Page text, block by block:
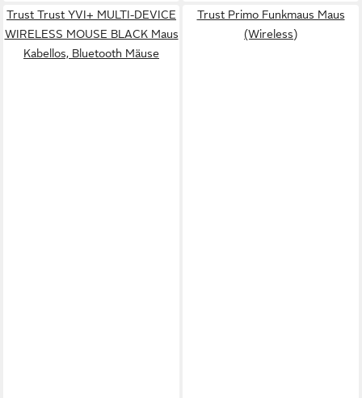
Trust Trust YVI+ MULTI-DEVICE
WIRELESS MOUSE BLACK Maus
Kabellos, Bluetooth Mäuse
Trust Primo Funkmaus Maus
(Wireless)